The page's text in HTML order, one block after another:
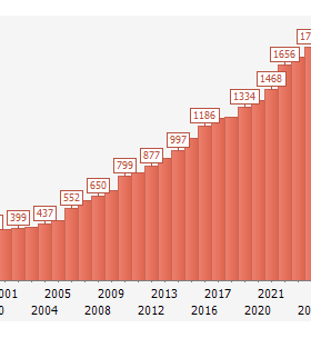
2001
2000